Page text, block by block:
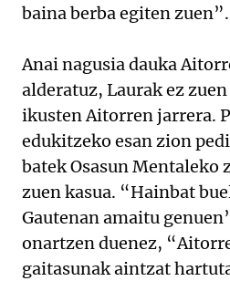
baina berba egiten zuen”.
Anai nagusia dauka
alderatuz, Laurak ez
ikusten Aitorren jarrera.
edukitzeko esan zion
batek Osasun Mentaleko
zuen kasua. “Hainbat
Gautenan amaitu
onartzen duenez,
gaitasunak aintzat